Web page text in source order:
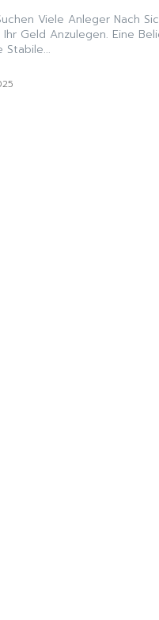
Viele Anleger Nach
Geld Anzulegen. Eine